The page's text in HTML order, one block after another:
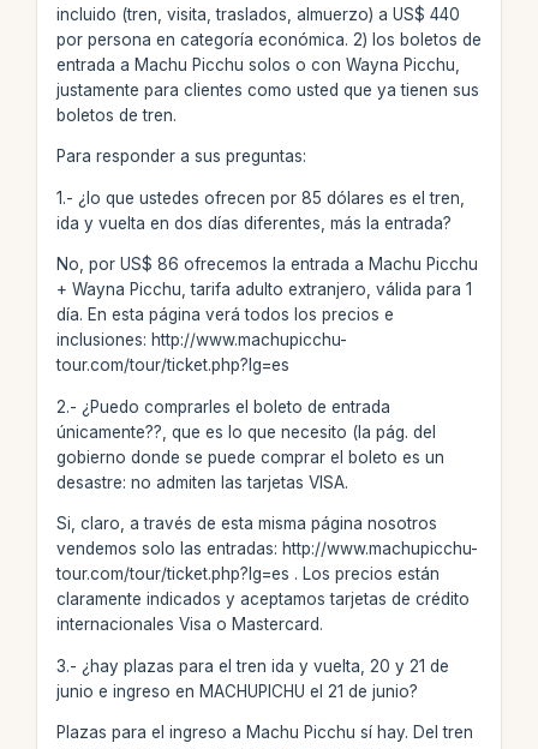
incluido (tren, visita, traslados, almuerzo) a US$ 440
por persona en categoría económica. 2) los boletos de
entrada a Machu Picchu solos o con Wayna Picchu,
justamente para clientes como usted que ya tienen sus
boletos de tren.
Para responder a sus preguntas:
1.- ¿lo que ustedes ofrecen por 85 dólares es el tren,
ida y vuelta en dos días diferentes, más la entrada?
No, por US$ 86 ofrecemos la entrada a Machu Picchu
+ Wayna Picchu, tarifa adulto extranjero, válida para 1
día. En esta página verá todos los precios e
inclusiones: http://www.machupicchu-
tour.com/tour/ticket.php?lg=es
2.- ¿Puedo comprarles el boleto de entrada
únicamente??, que es lo que necesito (la pág. del
gobierno donde se puede comprar el boleto es un
desastre: no admiten las tarjetas VISA.
Si, claro, a través de esta misma página nosotros
vendemos solo las entradas: http://www.machupicchu-
tour.com/tour/ticket.php?lg=es . Los precios están
claramente indicados y aceptamos tarjetas de crédito
internacionales Visa o Mastercard.
3.- ¿hay plazas para el tren ida y vuelta, 20 y 21 de
junio e ingreso en MACHUPICHU el 21 de junio?
Plazas para el ingreso a Machu Picchu sí hay. Del tren